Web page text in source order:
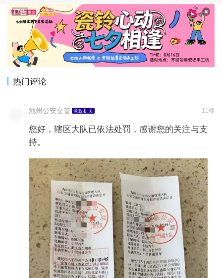
热门评论
池州公安交管 党政机关 11楼
您好，辖区大队已依法处罚，感谢您的关注与支
持。